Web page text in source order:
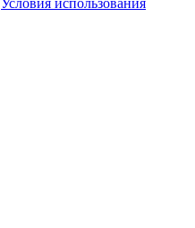
Условия использования